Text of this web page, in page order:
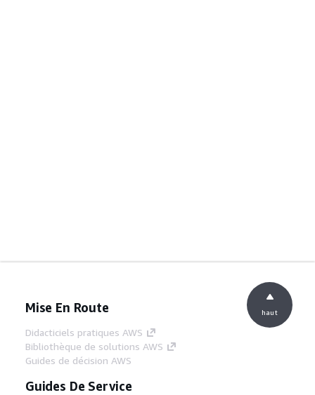
Mise En Route
Didacticiels pratiques AWS
Bibliothèque de solutions AWS
Guides de décision AWS
Guides De Service
haut